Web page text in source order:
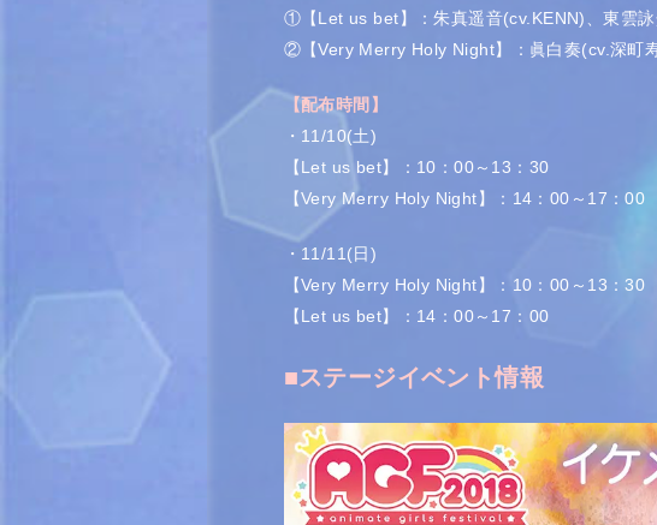
①【Let us bet】：朱真遥音(cv.KENN)、東雲
②【Very Merry Holy Night】：眞白奏(cv.深町
【配布時間】
・11/10(土)
【Let us bet】：10：00～13：30
【Very Merry Holy Night】：14：00～17：00
・11/11(日)
【Very Merry Holy Night】：10：00～13：30
【Let us bet】：14：00～17：00
■ステージイベント情報